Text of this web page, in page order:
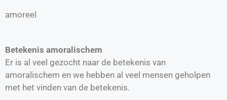
amoreel
Betekenis amoralischem
Er is al veel gezocht naar de betekenis van
amoralischem en we hebben al veel mensen geholpen
met het vinden van de betekenis.